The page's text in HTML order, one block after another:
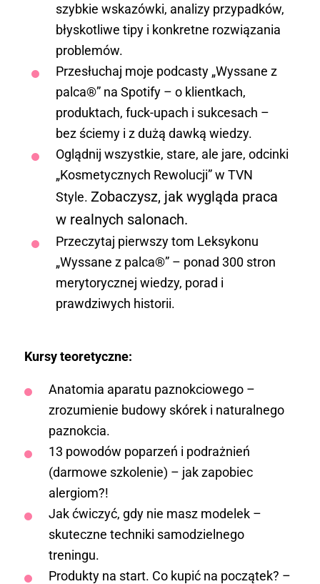
szybkie wskazówki, analizy przypadków,
błyskotliwe tipy i konkretne rozwiązania
problemów.
Przesłuchaj moje podcasty „Wyssane z
palca®” na Spotify – o klientkach,
produktach, fuck-upach i sukcesach –
bez ściemy i z dużą dawką wiedzy.
Oglądnij wszystkie, stare, ale jare, odcinki
„Kosmetycznych Rewolucji” w TVN
Style. Zobaczysz, jak wygląda praca
w realnych salonach.
Przeczytaj pierwszy tom Leksykonu
„Wyssane z palca®” – ponad 300 stron
merytorycznej wiedzy, porad i
prawdziwych historii.
Kursy teoretyczne:
Anatomia aparatu paznokciowego –
zrozumienie budowy skórek i naturalnego
paznokcia.
13 powodów poparzeń i podrażnień
(darmowe szkolenie) – jak zapobiec
alergiom?!
Jak ćwiczyć, gdy nie masz modelek –
skuteczne techniki samodzielnego
treningu.
Produkty na start. Co kupić na początek? –